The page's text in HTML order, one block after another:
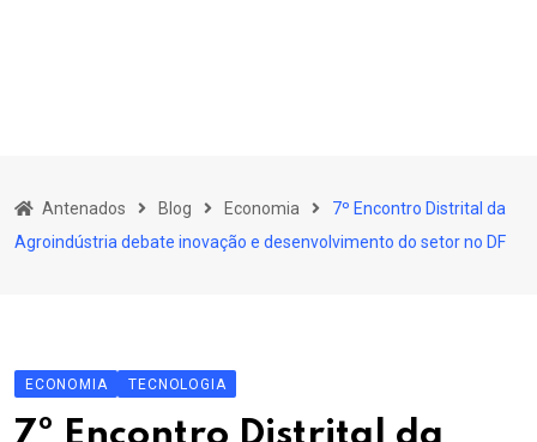
to
content
Antenados Blog Economia
7º Encontro Distrital da
Agroindústria debate inovação e desenvolvimento do setor no DF
ECONOMIA TECNOLOGIA